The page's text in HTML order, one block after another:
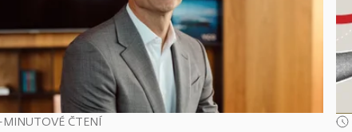
ČTENÍ